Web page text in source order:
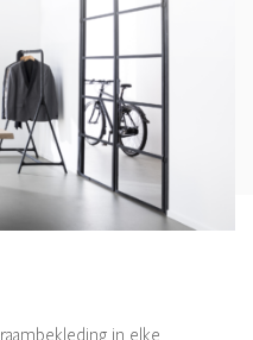
raambekleding in elke